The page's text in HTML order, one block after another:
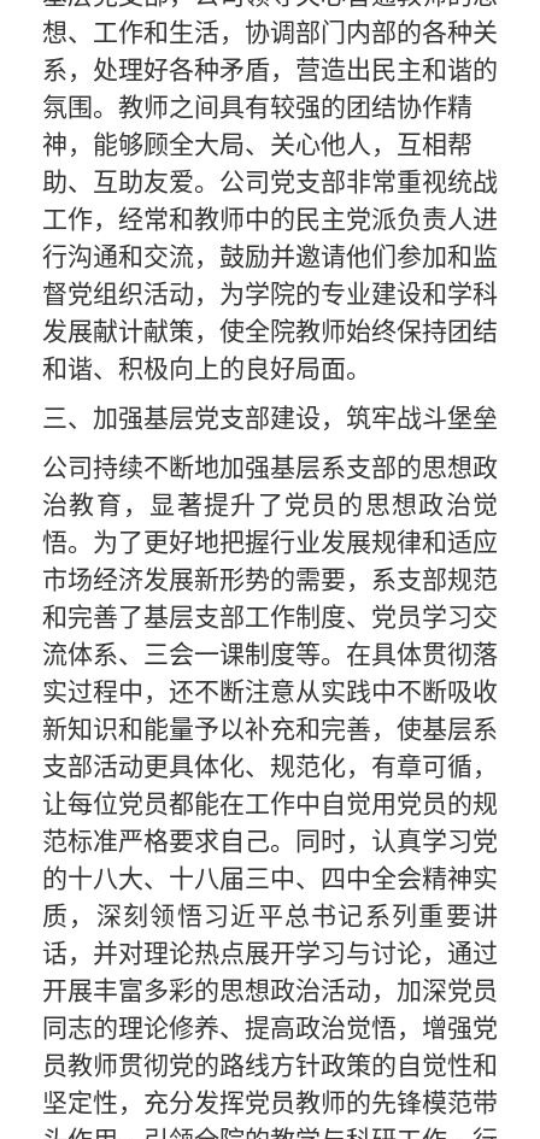
想、工作和生活，协调部门内部的各种关
系，处理好各种矛盾，营造出 民主和谐的
氛围。教师之间具有较强的团结协作精
神，能够顾全大局、关心他人，互相帮
助、互助友爱。 公司 党支部非常重视统战
工作，经常和教师中的民主党派负责人进
行沟通和交流，鼓励并邀请他们参加和监
督党组织活动，为学院的专业建设和学科
发展献计献策，使全院教师始终保持团结
和谐、 积极向上的良好局面。
三、加强基层党支部建设，筑牢战斗堡垒
公司持续不断地加强基层系支部的思想政
治教育，显著提升了党员的思想政治觉
悟。为了更好地把握行业发展规律和适应
市场经济发展新形势的需要，系支部规范
和完善了基层支部工作制度、党员学习交
流体系、三会一课制度等。在具体贯彻落
实过程中，还不断注意从实践中不断吸收
新知识和能量予以补充和完善，使基层系
支部活动更具体化、规范化，有章可循，
让每位党员都能在工作中自觉用党员的规
范标准严格要求自己。同时，认真学习党
的十八大、十八届三中、四中全会精神实
质，深刻领悟习近平总书记系列重要讲
话，并对理论热点展开学习与讨论，通过
开展丰富多彩的思想政治活动，加深党员
同志的理论修养、提高政治觉悟，增强党
员教师贯彻党的路线方针政策的自觉性和
坚定性，充分发挥党员教师的先锋模范带